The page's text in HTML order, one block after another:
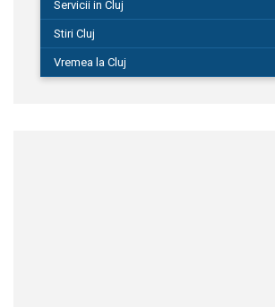
Servicii in Cluj
Stiri Cluj
Vremea la Cluj